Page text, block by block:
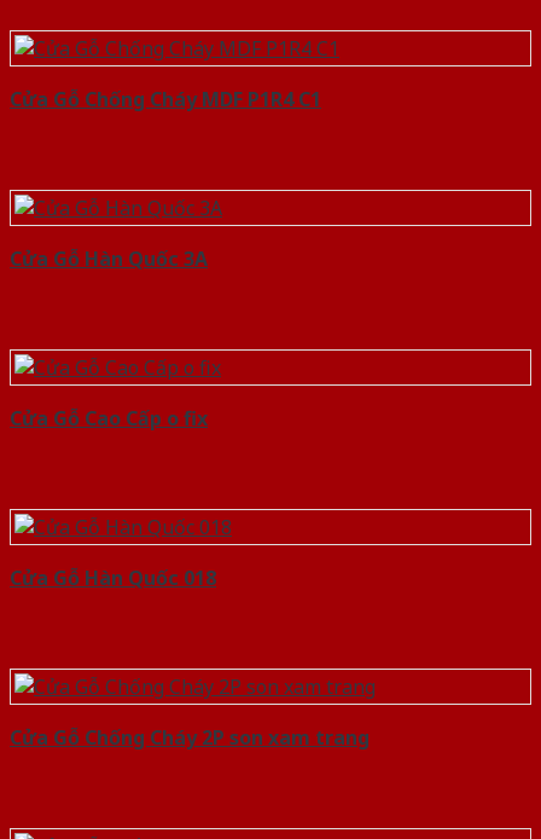
Cửa Gỗ Chống Cháy MDF P1R4 C1
Cửa Gỗ Hàn Quốc 3A
Cửa Gỗ Cao Cấp o fix
Cửa Gỗ Hàn Quốc 018
Cửa Gỗ Chống Cháy 2P son xam trang